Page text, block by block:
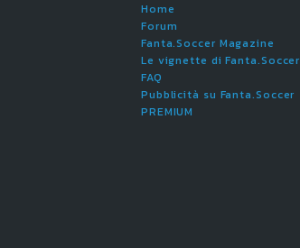
Home
Forum
Fanta.Soccer Magazine
Le vignette di Fanta.Soccer
FAQ
Pubblicità su Fanta.Soccer
PREMIUM